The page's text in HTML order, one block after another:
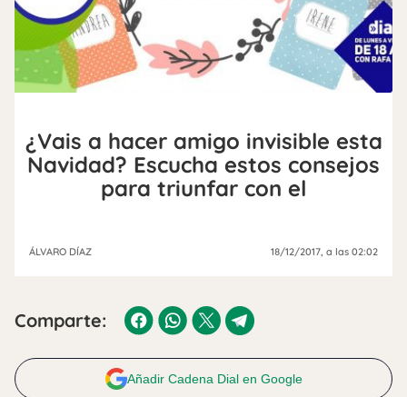
¿Vais a hacer amigo invisible esta
Navidad? Escucha estos consejos
para triunfar con el
ÁLVARO DÍAZ 18/12/2017 , a las 02:02
Comparte:
Añadir Cadena Dial en Google